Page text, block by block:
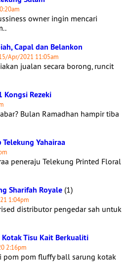
owner ingin mencari
Capal dan Belankon
Apr/2021 11:05am
jualan secara borong, runcit
Kongsi Rezeki
Bulan Ramadhan hampir tiba
Yahairaa
peneraju Telekung Printed Floral
Sharifah Royale (1)
1:04pm
distributor pengedar sah untuk
Tisu Kait Berkualiti
2:16pm
pom pom fluffy ball sarung kotak